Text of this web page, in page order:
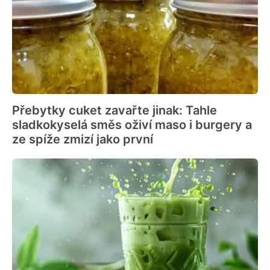
Přebytky cuket zavařte jinak: Tahle
sladkokyselá směs oživí maso i burgery a
ze spíže zmizí jako první